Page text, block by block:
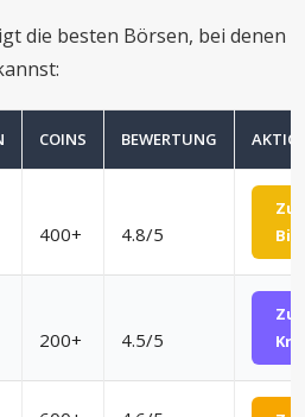
die besten Börsen, bei denen
COINS BEWERTUNG
400+ 4.8/5
Zu
200+ 4.5/5
Zu